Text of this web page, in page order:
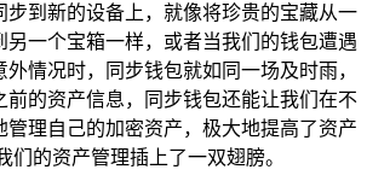
步到新的设备上，就像将珍贵的宝藏从一
另一个宝箱一样，或者当我们的钱包遭遇
情况时，同步钱包就如同一场及时雨，
前的资产信息，同步钱包还能让我们在不
管理自己的加密资产，极大地提高了资产
们的资产管理插上了一双翅膀。